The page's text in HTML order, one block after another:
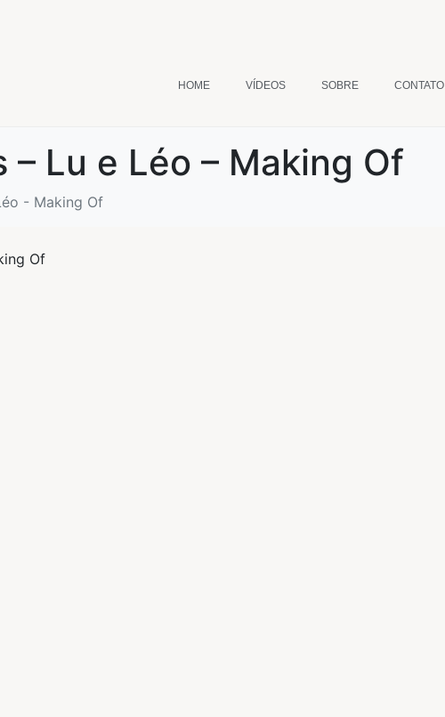
HOME VÍDEOS SOBRE CONTATO
– Lu e Léo – Making Of
- Making Of
Of